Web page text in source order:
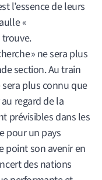
l’essence de leurs
«
» ne sera plus
section. Au train
plus connu que
regard de la
prévisibles dans les
pour un pays
point son avenir en
des nations